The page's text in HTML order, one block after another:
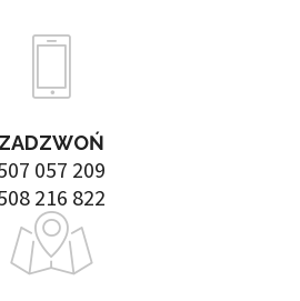
ZADZWOŃ
057 209
216 822